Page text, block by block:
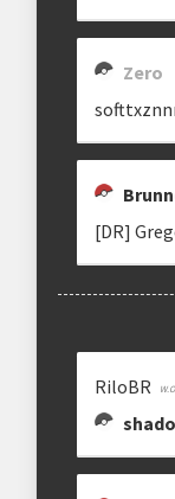
Zero
[DR]
RiloBR